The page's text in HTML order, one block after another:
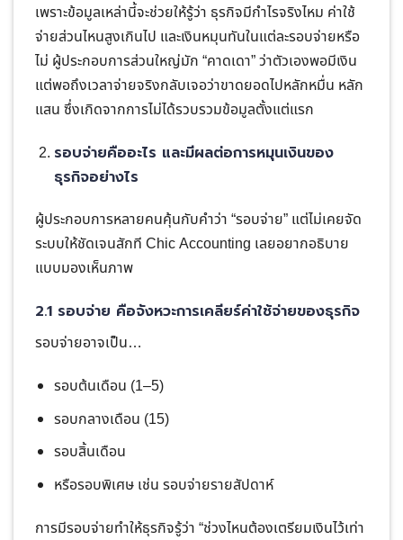
เพราะข้อมูลเหล่านี้จะช่วยให้รู้ว่า ธุรกิจมีกำไรจริงไหม ค่าใช้
จ่ายส่วนไหนสูงเกินไป และเงินหมุนทันในแต่ละรอบจ่ายหรือ
ไม่ ผู้ประกอบการส่วนใหญ่มัก “คาดเดา” ว่าตัวเองพอมีเงิน
แต่พอถึงเวลาจ่ายจริงกลับเจอว่าขาดยอดไปหลักหมื่น หลัก
แสน ซึ่งเกิดจากการไม่ได้รวบรวมข้อมูลตั้งแต่แรก
รอบจ่ายคืออะไร และมีผลต่อการหมุนเงินของ
ธุรกิจอย่างไร
ผู้ประกอบการหลายคนคุ้นกับคำว่า “รอบจ่าย” แต่ไม่เคยจัด
ระบบให้ชัดเจนสักที Chic Accounting เลยอยากอธิบาย
แบบมองเห็นภาพ
2.1 รอบจ่าย คือจังหวะการเคลียร์ค่าใช้จ่ายของธุรกิจ
รอบจ่ายอาจเป็น…
รอบต้นเดือน (1–5)
รอบกลางเดือน (15)
รอบสิ้นเดือน
หรือรอบพิเศษ เช่น รอบจ่ายรายสัปดาห์
การมีรอบจ่ายทำให้ธุรกิจรู้ว่า “ช่วงไหนต้องเตรียมเงินไว้เท่า